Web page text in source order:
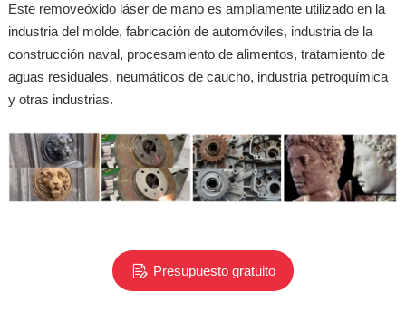
Este removeóxido láser de mano es ampliamente utilizado en la
industria del molde, fabricación de automóviles, industria de la
construcción naval, procesamiento de alimentos, tratamiento de
aguas residuales, neumáticos de caucho, industria petroquímica
y otras industrias.
Presupuesto gratuito